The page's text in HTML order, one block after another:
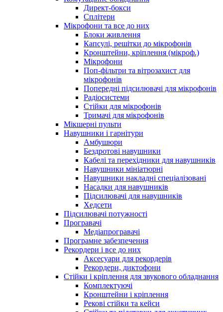
Директ-бокси
Сплітери
Мікрофони та все до них
Блоки живлення
Капсулі, решітки до мікрофонів
Кронштейни, кріплення (мікроф.)
Мікрофони
Поп-фільтри та вітрозахист для
мікрофонів
Попередні підсилювачі для мікрофонів
Радіосистеми
Стійки для мікрофонів
Тримачі для мікрофонів
Мікшерні пульти
Навушники і гарнітури
Амбушюри
Бездротові навушники
Кабелі та перехідники для навушників
Навушники мініатюрні
Навушники накладні спеціалізовані
Насадки для навушників
Підсилювачі для навушників
Хедсети
Підсилювачі потужності
Програвачі
Медіапрогравачі
Програмне забезпечення
Рекордери і все до них
Аксесуари для рекордерів
Рекордери, диктофони
Стійки і кріплення для звукового обладнання
Комплектуючі
Кронштейни і кріплення
Рекові стійки та кейси